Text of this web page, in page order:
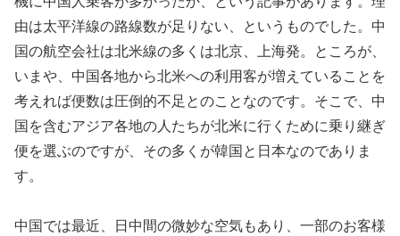
由は太平洋線の路線数が足りない、というものでした。中
国の航空会社は北米線の多くは北京、上海発。ところが、
いまや、中国各地から北米への利用客が増えていることを
考えれば便数は圧倒的不足とのことなのです。そこで、中
国を含むアジア各地の人たちが北米に行くために乗り継ぎ
便を選ぶのですが、その多くが韓国と日本なのでありま
す。
中国では最近、日中間の微妙な空気もあり、一部のお客様